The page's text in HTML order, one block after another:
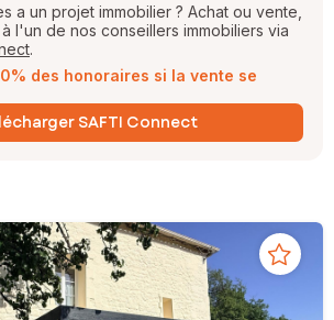
a un projet immobilier ? Achat ou vente,
l'un de nos conseillers immobiliers via
.
des honoraires si la vente se
SAFTI Connect